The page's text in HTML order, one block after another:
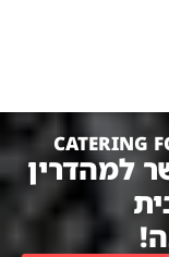
CATERING